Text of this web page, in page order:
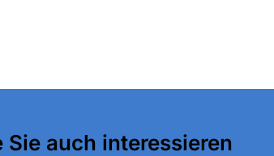
Sie auch interessieren